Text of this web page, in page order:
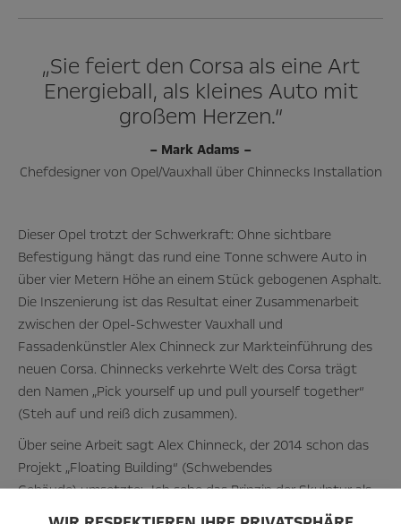
„Sie feiert den Corsa als eine Art
Energieball, als kleines Auto mit
großem Herzen.“
– Mark Adams –
Chefdesigner von Opel/Vauxhall über Chinnecks Installation
Dieser Opel trotzt der Schwerkraft: Ohne sichtbare
Befestigung hängt das rund eine Tonne schwere Auto in
über vier Metern Höhe an einem Stück gebogenen Asphalt.
Die Inszenierung ist das Resultat einer Zusammenarbeit
zwischen der Opel-Schwester Vauxhall und
Fassadenkünstler Alex Chinneck zur Markteinführung des
neuen Corsa. Chinnecks verkehrte Welt des Corsa trägt
den Namen „Pick yourself up und pull yourself together“
(Steh auf und reiß dich zusammen).
Über seine Arbeit sagt Alex Chinneck, der 2014 schon das
Projekt „Floating Building“ (Schwebendes
Gebäude) umsetzte: „Ich sehe das Prinzip der Skulptur als
physische Neuinterpretation der Welt, die uns umgibt.“ Er